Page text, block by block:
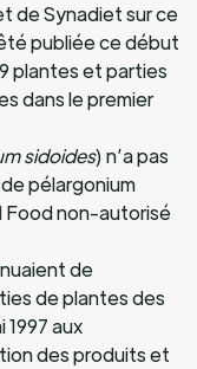
de Synadiet sur ce
publiée ce début
plantes et parties
dans le premier
sidoides) n’a pas
pélargonium
Food non-autorisé
de
de plantes des
aux
des produits et